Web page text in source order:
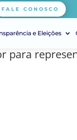
FALE CONOSCO
e Eleições
para